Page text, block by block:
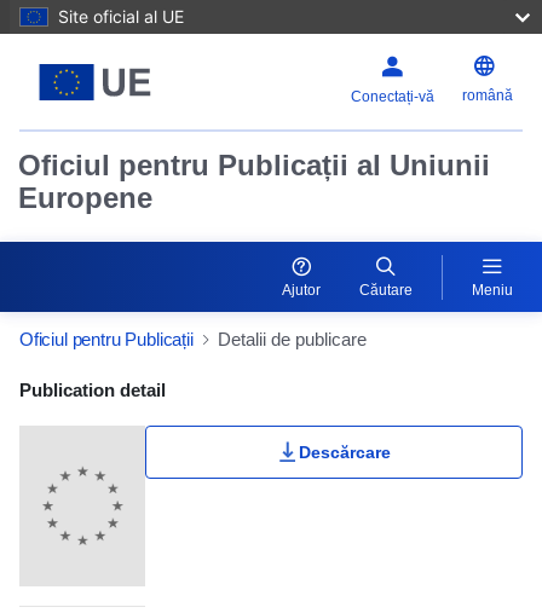
Site oficial al UE
Conectați-vă română
Oficiul pentru Publicații al Uniunii
Europene
Ajutor Căutare Meniu
Oficiul pentru Publicații Detalii de publicare
Publication Detail Actions Portlet
Publication detail
Descărcare